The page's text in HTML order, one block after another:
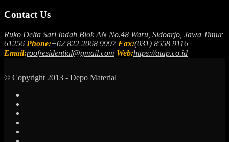
Contact Us
Ruko Delta Sari Indah Blok AN No.48 Waru, Sidoarjo, Jawa Timur
61256 Phone:+62 822 2068 9997 Fax:(031) 8558 9116
Email:roofresidential@gmail.com Web:https://atap.co.id
© Copyright 2013 - Depo Material